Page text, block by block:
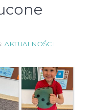
AKTUALNOŚCI